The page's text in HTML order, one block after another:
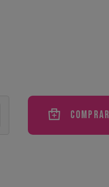
Comprar